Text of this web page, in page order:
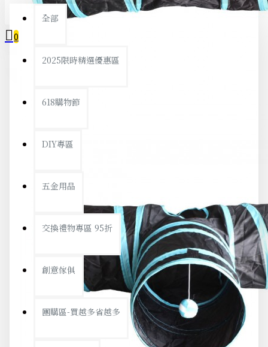
全部
2025限時精選優惠區
618購物節
DIY專區
五金用品
交換禮物專區 95折
創意傢俱
團購區-買越多省越多
0
您的購物車內沒有商品！